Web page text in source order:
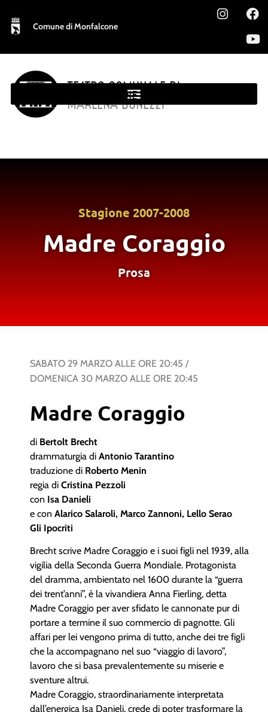
Comune di Monfalcone
TEATRO COMUNALE DI
MONFALCONE
MARLENA BONEZZI
Stagione 2007-2008
Madre Coraggio
Prosa
SABATO 29 MARZO ALLE ORE 20:45 /
DOMENICA 30 MARZO ALLE ORE 20:45
Madre Coraggio
di Bertolt Brecht
drammaturgia di Antonio Tarantino
traduzione di Roberto Menin
regia di Cristina Pezzoli
con Isa Danieli
e con Alarico Salaroli, Marco Zannoni, Lello Serao
Gli Ipocriti
Brecht scrive Madre Coraggio e i suoi figli nel 1939, alla
vigilia della Seconda Guerra Mondiale. Protagonista
del dramma, ambientato nel 1600 durante la “guerra
dei trent’anni”, è la vivandiera Anna Fierling, detta
Madre Coraggio per aver sfidato le cannonate pur di
portare a termine il suo commercio di pagnotte. Gli
affari per lei vengono prima di tutto, anche dei tre figli
che la accompagnano nel suo “viaggio di lavoro”,
lavoro che si basa prevalentemente su miserie e
sventure altrui.
Madre Coraggio, straordinariamente interpretata
dall’energica Isa Danieli, crede di poter trasformare la